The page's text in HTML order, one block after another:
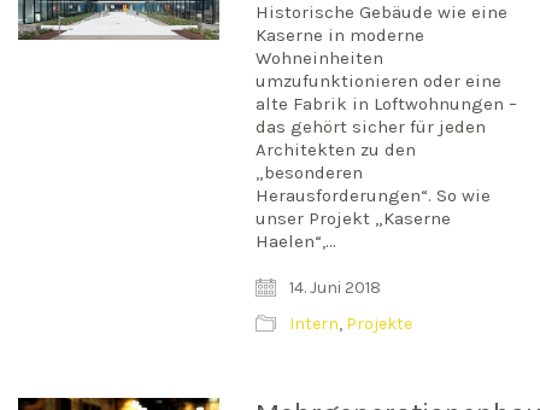
Historische Gebäude wie eine
Kaserne in moderne
Wohneinheiten
umzufunktionieren oder eine
alte Fabrik in Loftwohnungen –
das gehört sicher für jeden
Architekten zu den
„besonderen
Herausforderungen“. So wie
unser Projekt „Kaserne
Haelen“,…
14. Juni 2018
Intern, Projekte